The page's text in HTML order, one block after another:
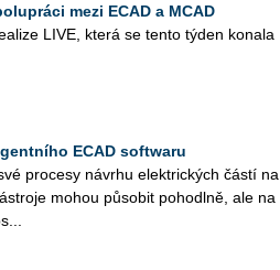
mezi ECAD a MCAD
LIVE, která se tento týden ko­na­la
ECAD softwaru
pro­ce­sy ná­vr­hu elek­tric­kých částí na
mohou pů­so­bit po­ho­dl­ně, ale na